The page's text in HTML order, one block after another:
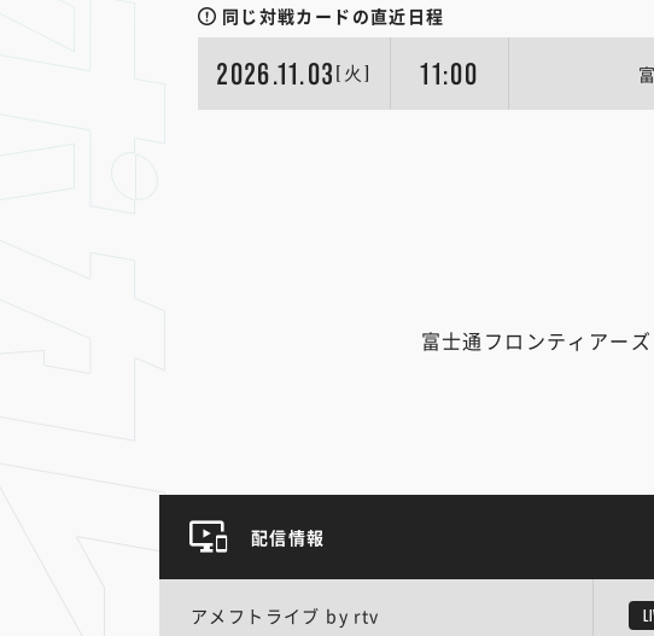
同じ対戦カードの直近日程
2026.11.03 [火] 11:00
富士通フロンティアーズ
配信情報
アメフトライブ by rtv